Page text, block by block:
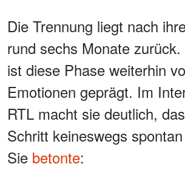
Die Trennung liegt nach
rund sechs Monate
ist diese Phase weiterhin
Emotionen geprägt. Im
RTL macht sie deutlich,
Schritt keineswegs
Sie betonte: